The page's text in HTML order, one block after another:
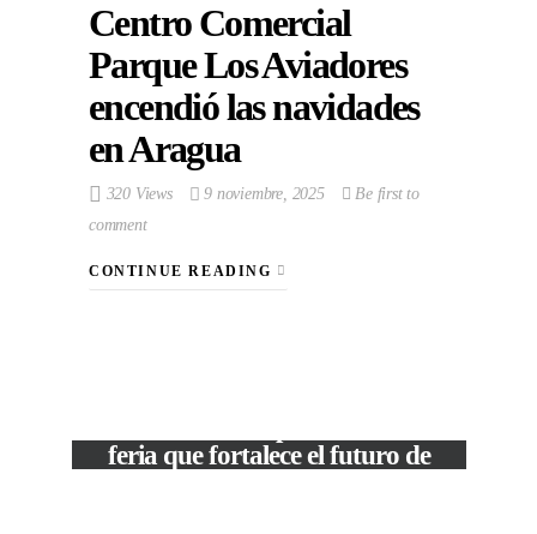
Centro Comercial
Parque Los Aviadores
encendió las navidades
en Aragua
320 Views 9 noviembre, 2025
Be first to
comment
CONTINUE READING
feria que fortalece el futuro de